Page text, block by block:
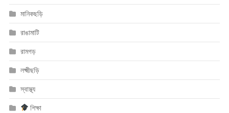
মানিকছড়ি
রাঙামাটি
রামগড়
লক্ষ্মীছড়ি
স্বাস্থ্য
শিক্ষা